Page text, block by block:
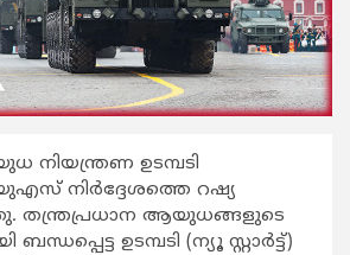
ഉടമ്പടി
യുഎസ് നിര്‍ദ്ദേശത്തെ റഷ്യ
തന്ത്രപ്രധാന ആയുധങ്ങളുടെ
ഉടമ്പടി (ന്യൂ സ്റ്റാര്‍ട്ട്)